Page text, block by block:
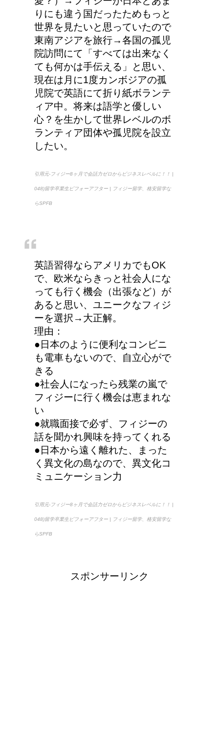
今月はピンチかも?!給料
から引かれる税金は月に
よって違う？
第二次世界大戦における
日本の徴兵年齢は？
りにも違う国だったためもっと
世界を見たいと思っていたので
東南アジアを旅行→各国の孤児
院訪問にて「すべては出来なく
ても何かは手伝える」と思い、
現在は月に1度カンボジアの孤
児院で英語にて折り紙ボランテ
ィア中。将来は語学と優しい
心？を生かして世界レベルのボ
ランティア団体や孤児院を設立
したい。
引用元-フィジー8ヶ月で会話力ゼロからビジネスレベルに！！ |
048)留学卒業生ビフォーアフター | フィジー留学、格安留学な
らSPFB
英語習得ならアメリカでもOK
で、欧米ならきっと社会人にな
っても行く機会（出張など）が
あると思い、ユニークなフィジ
ーを選択→大正解。
理由：
●日本のように便利なコンビニ
も電車もないので、自立心がで
きる
●社会人になったら残業の嵐で
フィジーに行く機会は恵まれな
い
●就職面接で必ず、フィジーの
話を聞かれ興味を持ってくれる
●日本から遠く離れた、まった
く異文化の島なので、異文化コ
ミュニケーション力
引用元-フィジー8ヶ月で会話力ゼロからビジネスレベルに！！ |
048)留学卒業生ビフォーアフター | フィジー留学、格安留学な
らSPFB
スポンサーリンク